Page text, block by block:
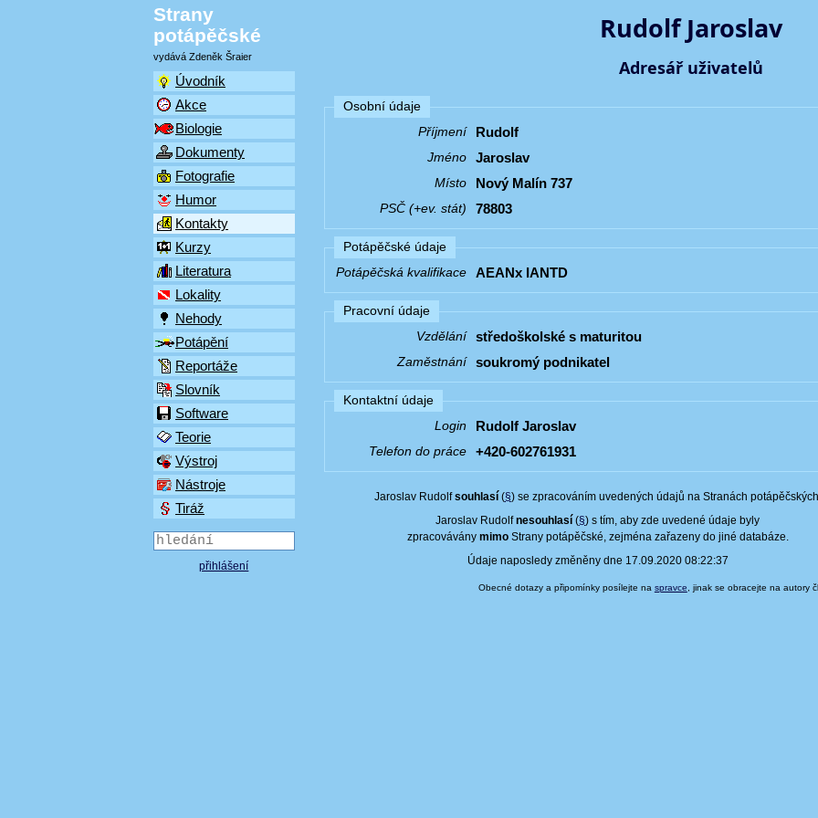
Strany
potápěčské
vydává Zdeněk Šraier
Úvodník
Akce
Biologie
Dokumenty
Fotografie
Humor
Kontakty
Kurzy
Literatura
Lokality
Nehody
Potápění
Reportáže
Slovník
Software
Teorie
Výstroj
Nástroje
Tiráž
přihlášení
Rudolf Jaroslav
Adresář uživatelů
Osobní údaje
Příjmení
Rudolf
Jméno Jaroslav
Místo Nový Malín 737
PSČ (+ev. stát) 78803
Potápěčské údaje
Potápěčská kvalifikace
AEANx IANTD
Pracovní údaje
Vzdělání
středoškolské s maturitou
Zaměstnání soukromý podnikatel
Kontaktní údaje
Login
Rudolf Jaroslav
Telefon do práce +420-602761931
Jaroslav Rudolfsouhlasí(§) se zpracováním uvedených údajů na Stranách
Jaroslav Rudolfnesouhlasí (§) s tím, aby zde uvedené údaje byly
zpracovávány mimoStrany potápěčské, zejména zařazeny do jiné databáze.
Údaje naposledy změněny dne 17.09.2020 08:22:37
Obecné dotazy a připomínky posílejte na spravce , jinak se obracejte na autory